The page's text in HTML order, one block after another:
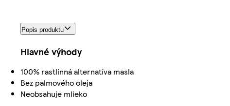
Popis produktu
Hlavné výhody
100% rastlinná alternatíva masla
Bez palmového oleja
Neobsahuje mlieko